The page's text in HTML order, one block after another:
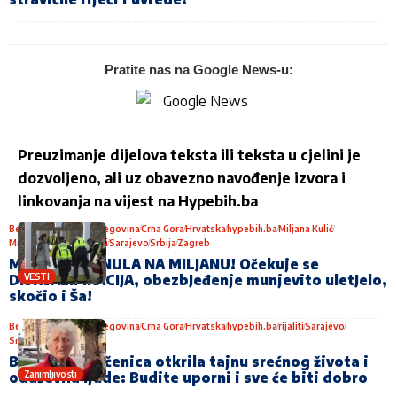
Pratite nas na Google News-u:
Preuzimanje dijelova teksta ili teksta u cjelini je
dozvoljeno, ali uz obavezno navođenje izvora i
linkovanja na vijest na Hypebih.ba
VESTI
BeogradBosna i HercegovinaCrna GoraHrvatskahypebih.baMiljana Kulić
Miona JovanovićrijalitiSarajevoSrbijaZagreb
MIONA NASRNULA NA MILJANU! Očekuje se
DISKVALIFIKACIJA, obezbJeđenje munjevito uletJelo,
skočio i Ša!
Zanimljivosti
BeogradBosna i HercegovinaCrna GoraHrvatskahypebih.barijalitiSarajevo
SrbijaZagreb
Baka u par rečenica otkrila tajnu srećnog života i
oduševila ljude: Budite uporni i sve će biti dobro